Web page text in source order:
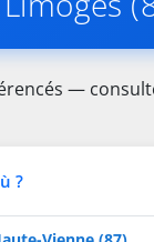
—
?